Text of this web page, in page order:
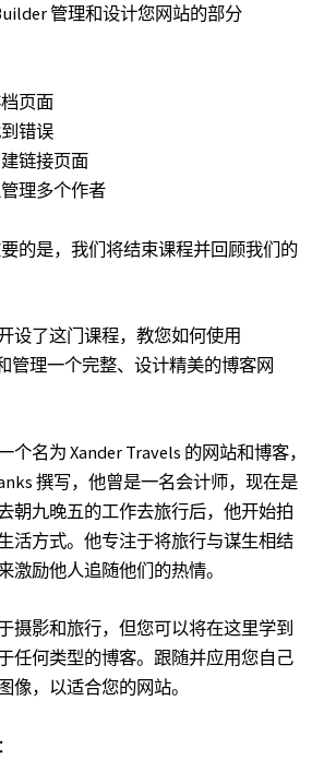
管理和设计您网站的部分
页面
错误
链接页面
理多个作者
的是，我们将结束课程并回顾我们的
设了这门课程，教您如何使用
管理一个完整、设计精美的博客网
个名为 Xander Travels 的网站和博客，
撰写，他曾是一名会计师，现在是
朝九晚五的工作去旅行后，他开始拍
活方式。他专注于将旅行与谋生相结
激励他人追随他们的热情。
摄影和旅行，但您可以将在这里学到
任何类型的博客。跟随并应用您自己
像，以适合您的网站。